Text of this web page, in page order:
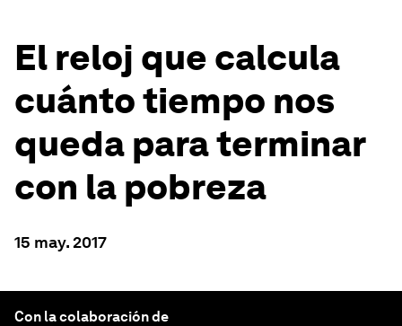
El reloj que calcula
cuánto tiempo nos
queda para terminar
con la pobreza
15 may. 2017
Con la colaboración de